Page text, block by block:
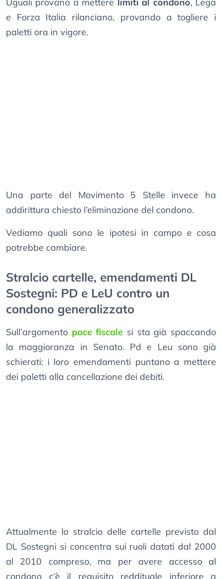
Uguali provano a mettere limiti al condono, Lega
e Forza Italia rilanciano, provando a togliere i
paletti ora in vigore.
Una parte del Movimento 5 Stelle invece ha
addirittura chiesto l’eliminazione del condono.
Vediamo quali sono le ipotesi in campo e cosa
potrebbe cambiare.
Stralcio cartelle, emendamenti DL
Sostegni: PD e LeU contro un
condono generalizzato
Sull’argomento pace fiscale si sta già spaccando
la maggioranza in Senato. Pd e Leu sono già
schierati: i loro emendamenti puntano a mettere
dei paletti alla cancellazione dei debiti.
Attualmente lo stralcio delle cartelle previsto dal
DL Sostegni si concentra sui ruoli datati dal 2000
al 2010 compreso, ma per avere accesso al
condono c’è il requisito reddituale inferiore a